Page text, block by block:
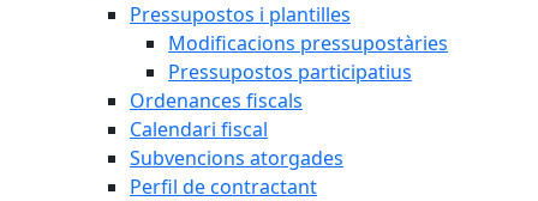
Pressupostos i plantilles
Modificacions pressupostàries
Pressupostos participatius
Ordenances fiscals
Calendari fiscal
Subvencions atorgades
Perfil de contractant